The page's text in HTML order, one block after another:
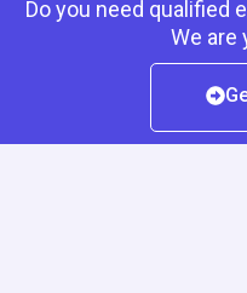
Do you need qualified
We are